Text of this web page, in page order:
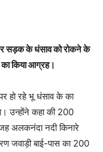
सड़क के धंसाव को रोकने के
का किया आग्रह।
पर हो रहे भू धंसाव के का
उन्होंने कहा की 200
अलकनंदा नदी किनारे
जवाड़ी बाई-पास का 200